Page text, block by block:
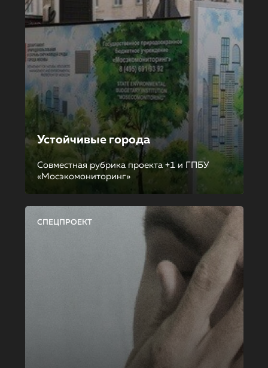
Устойчивые города
Совместная рубрика проекта +1 и ГПБУ
«Мосэкомониторинг»
СПЕЦПРОЕКТ